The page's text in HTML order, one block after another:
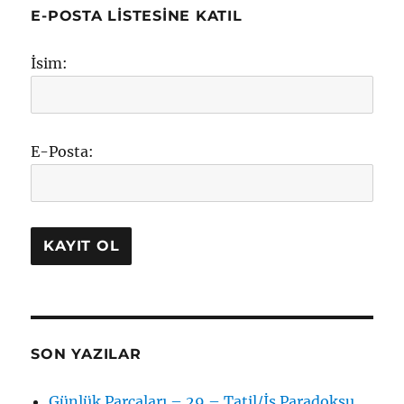
E-POSTA LISTESINE KATIL
İsim:
E-Posta:
SON YAZILAR